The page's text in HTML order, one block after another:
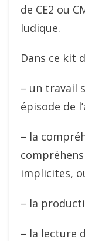
de CE2 ou
ludique.
Dans ce kit
– un travail
épisode de
– la
implicites,
– la
– la lecture